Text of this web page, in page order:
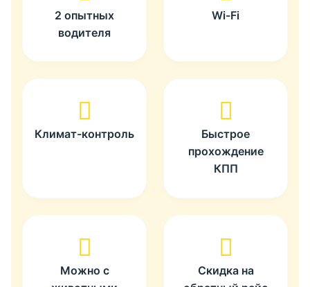
2 опытных
водителя
Wi-Fi
Климат-контроль
Быстрое
прохождение
КПП
Можно с
Скидка на